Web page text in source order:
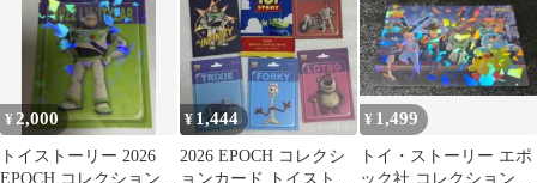
¥ 2,000
トイストーリー 2026
EPOCH コレクションカ
¥ 1,444
2026 EPOCH コレクシ
ョンカード トイストー
¥ 1,499
トイ・ストーリー エポ
ック社 コレクションカ